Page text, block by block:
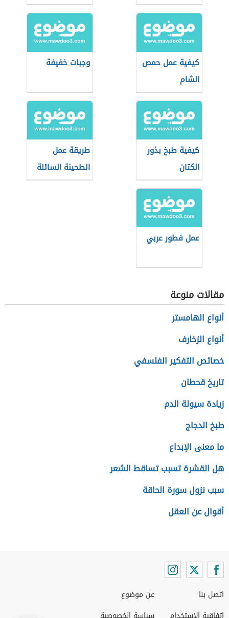
كيفية عمل حمص
الشام
وجبات خفيفة
كيفية طبخ بذور
الكتان
طريقة عمل
الطحينة السائلة
للفلافل
عمل فطور عربي
مقالات منوعة
أنواع الهامستر
أنواع الزخارف
خصائص التفكير الفلسفي
تاريخ قحطان
زيادة سيولة الدم
طبخ الدجاج
ما معنى الإبداع
هل القشرة تسبب تساقط الشعر
سبب نزول سورة الحاقة
أقوال عن العقل
اتصل بنا
عن موضوع